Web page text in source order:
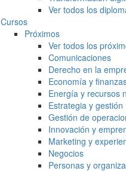
Ver todos los
Cursos
Próximos
Ver todos los
Comunicaciones
Derecho en la
Economía y
Energía y recursos
Estrategia y gestión
Gestión de
Innovación y
Marketing y
Negocios
Personas y